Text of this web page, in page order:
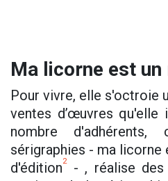
Ma licorne est un
Pour vivre, elle s'octroie
ventes d’œuvres qu'elle
nombre
sérigraphies - ma licorne
d'édition2- , réalise des